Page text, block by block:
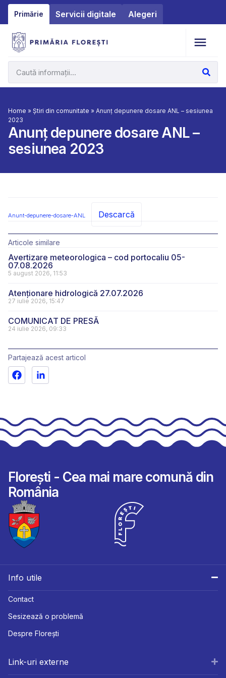
Primărie Servicii digitale Alegeri
Home » Știri din comunitate » Anunț depunere dosare ANL – sesiunea
2023
Anunț depunere dosare ANL –
sesiunea 2023
Anunt-depunere-dosare-ANL Descarcă
Articole similare
Avertizare meteorologica – cod portocaliu 05-
07.08.2026
5 august 2026, 11:53
Atenționare hidrologică 27.07.2026
27 iulie 2026, 15:47
COMUNICAT DE PRESĂ
24 iulie 2026, 09:33
Partajează acest articol
Florești - Cea mai mare comună din
România
Info utile
Contact
Sesizează o problemă
Despre Florești
Link-uri externe